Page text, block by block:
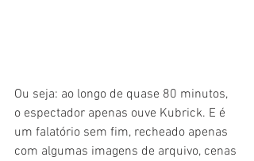
Ou seja: ao longo de quase 80 minutos,
o espectador apenas ouve Kubrick. E é
um falatório sem fim, recheado apenas
com algumas imagens de arquivo, cenas